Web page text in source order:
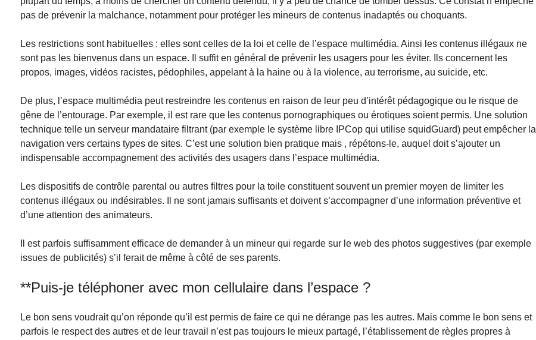
pas de prévenir la malchance, notamment pour protéger les mineurs de contenus inadaptés ou choquants.
Les restrictions sont habituelles : elles sont celles de la loi et celle de l’espace multimédia. Ainsi les contenus illégaux ne
sont pas les bienvenus dans un espace. Il suffit en général de prévenir les usagers pour les éviter. Ils concernent les
propos, images, vidéos racistes, pédophiles, appelant à la haine ou à la violence, au terrorisme, au suicide, etc.
De plus, l’espace multimédia peut restreindre les contenus en raison de leur peu d’intérêt pédagogique ou le risque de
gêne de l’entourage. Par exemple, il est rare que les contenus pornographiques ou érotiques soient permis. Une solution
technique telle un serveur mandataire filtrant (par exemple le système libre IPCop qui utilise squidGuard) peut empêcher la
navigation vers certains types de sites. C’est une solution bien pratique mais , répétons-le, auquel doit s’ajouter un
indispensable accompagnement des activités des usagers dans l’espace multimédia.
Les dispositifs de contrôle parental ou autres filtres pour la toile constituent souvent un premier moyen de limiter les
contenus illégaux ou indésirables. Il ne sont jamais suffisants et doivent s’accompagner d’une information préventive et
d’une attention des animateurs.
Il est parfois suffisamment efficace de demander à un mineur qui regarde sur le web des photos suggestives (par exemple
issues de publicités) s’il ferait de même à côté de ses parents.
**Puis-je téléphoner avec mon cellulaire dans l’espace ?
Le bon sens voudrait qu’on réponde qu’il est permis de faire ce qui ne dérange pas les autres. Mais comme le bon sens et
parfois le respect des autres et de leur travail n’est pas toujours le mieux partagé, l’établissement de règles propres à